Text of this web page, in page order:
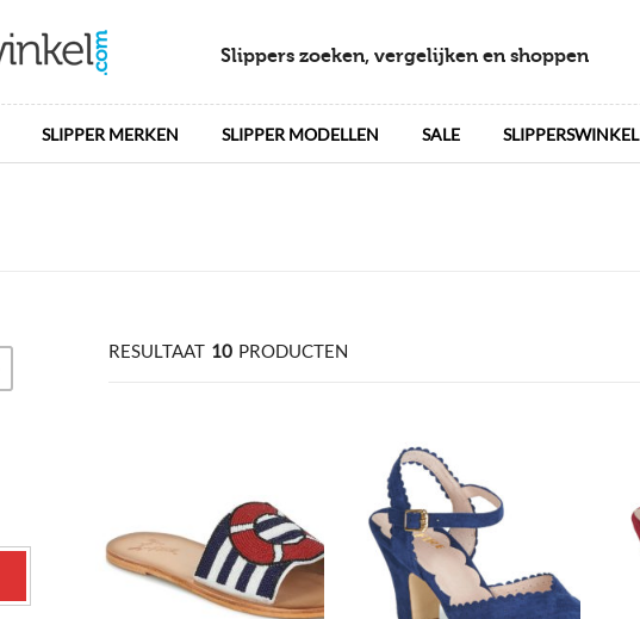
Slippers zoeken, vergelijken en shoppen
SLIPPER MERKEN SLIPPER MODELLEN SALE SLIPPERSWINKEL
RESULTAAT 10 PRODUCTEN